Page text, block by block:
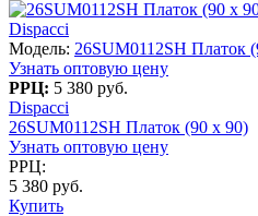
Dispacci
Модель: 26SUM0112SH Платок
Узнать оптовую цену
РРЦ: 5 380 руб.
Dispacci
26SUM0112SH Платок (90 х 90)
Узнать оптовую цену
РРЦ:
5 380 руб.
Купить